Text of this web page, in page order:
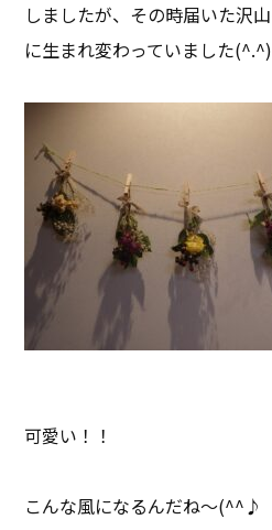
しましたが、その時届いた沢
に生まれ変わっていました(^.^)
可愛い！！
こんな風になるんだね～(^^♪